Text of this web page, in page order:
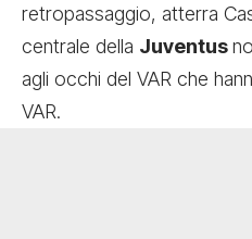
retropassaggio, atterra
centrale della Juventus
agli occhi del VAR che
VAR.